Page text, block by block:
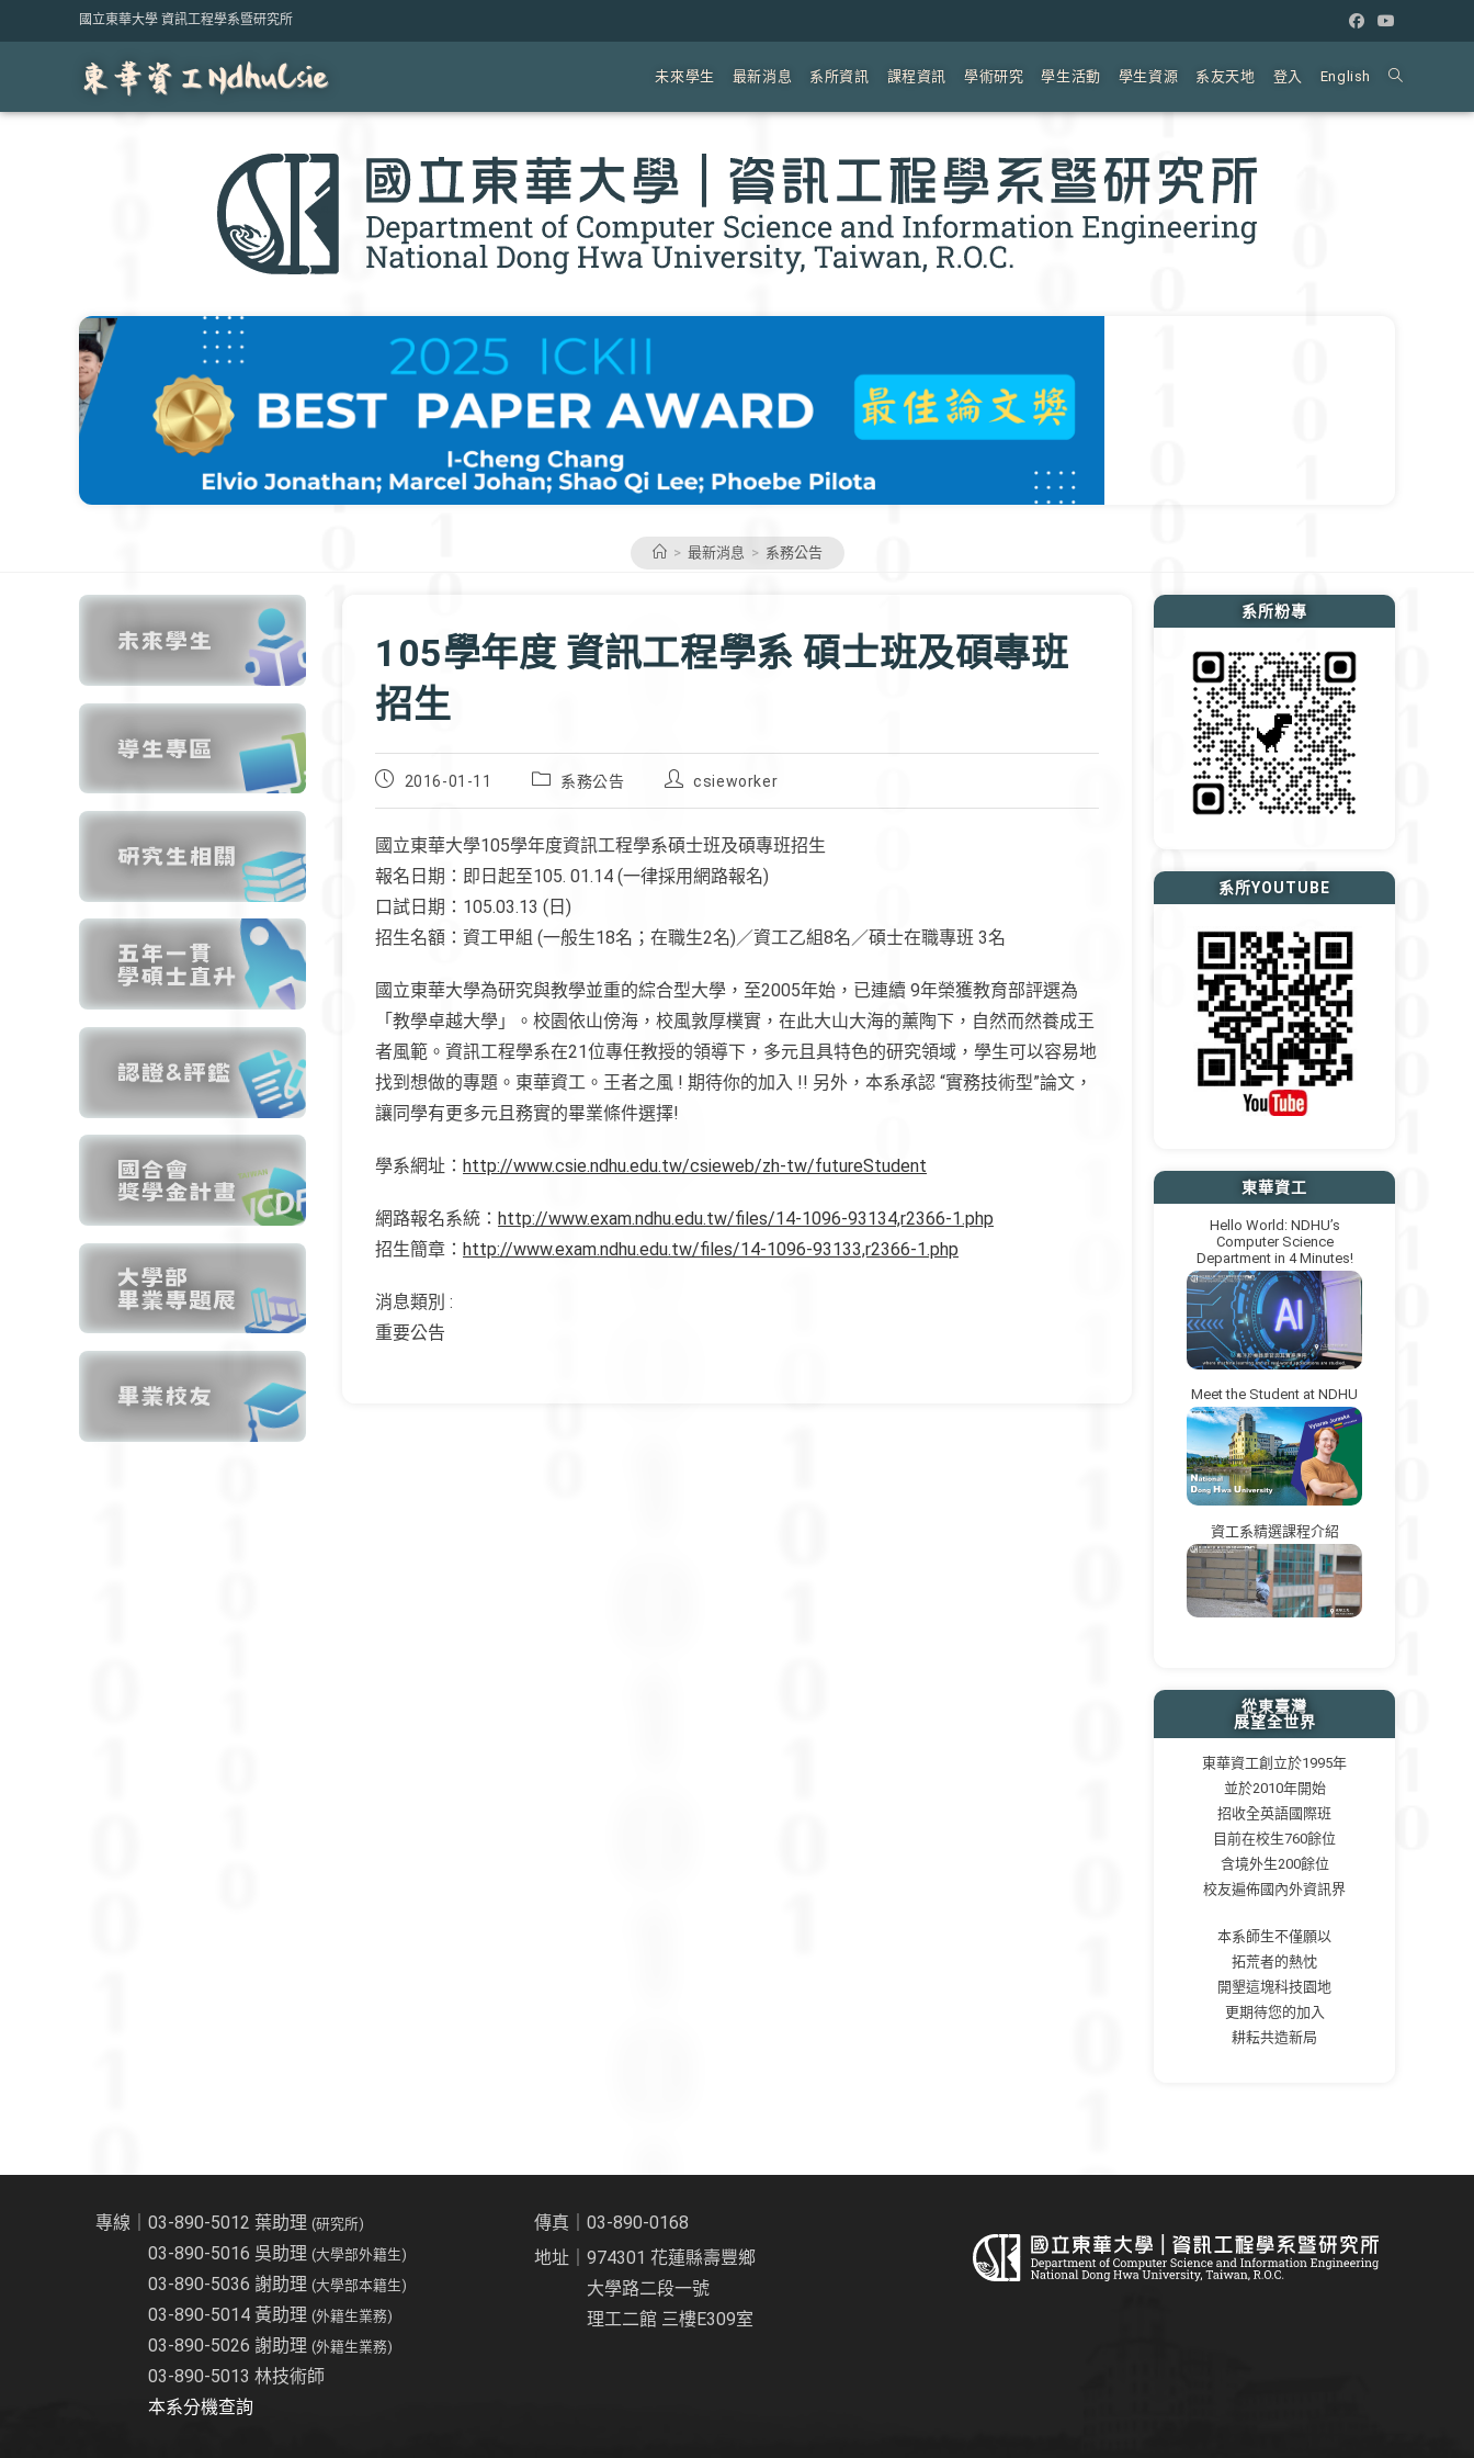
to
國立東華大學 資訊工程學系暨研究所
未來學生 最新消息 系所資訊 課程資訊 學術研究 學生活動 學生資源 系友天地 登入 English Toggle
> 最新消息 > 系務公告
105學年度 資訊工程學系 碩士班及碩專班
招生
Post
2016-01-11
Post
系務公告
Post
csieworker
國立東華大學105學年度資訊工程學系碩士班及碩專班招生
報名日期：即日起至105. 01.14 (一律採用網路報名)
口試日期：105.03.13 (日)
招生名額：資工甲組 (一般生18名；在職生2名)／資工乙組8名／碩士在職專班 3名
國立東華大學為研究與教學並重的綜合型大學，至2005年始，已連續 9年榮獲教育部評選為
「教學卓越大學」。校園依山傍海，校風敦厚樸實，在此大山大海的薰陶下，自然而然養成王
者風範。資訊工程學系在21位專任教授的領導下，多元且具特色的研究領域，學生可以容易地
找到想做的專題。東華資工。王者之風 ! 期待你的加入 !! 另外，本系承認 “實務技術型”論文，
讓同學有更多元且務實的畢業條件選擇!
學系網址： http://www.csie.ndhu.edu.tw/csieweb/zh-tw/futureStudent
網路報名系統： http://www.exam.ndhu.edu.tw/files/14-1096-93134,r2366-1.php
招生簡章： http://www.exam.ndhu.edu.tw/files/14-1096-93133,r2366-1.php
消息類別 :
重要公告
系所粉專
系所YOUTUBE
東華資工
Hello World: NDHU’s
Computer Science
Department in 4 Minutes!
Meet the Student at NDHU
資工系精選課程介紹
從東臺灣
展望全世界
東華資工創立於1995年
並於2010年開始
招收全英語國際班
目前在校生760餘位
含境外生200餘位
校友遍佈國內外資訊界
本系師生不僅願以
拓荒者的熱忱
開墾這塊科技園地
更期待您的加入
耕耘共造新局
專線｜03-890-5012 葉助理 (研究所)
03-890-5016 吳助理 (大學部外籍生)
03-890-5036 謝助理 (大學部本籍生)
03-890-5014 黃助理 (外籍生業務)
03-890-5026 謝助理 (外籍生業務)
03-890-5013 林技術師
本系分機查詢
傳真｜03-890-0168
地址｜974301 花蓮縣壽豐鄉
大學路二段一號
理工二館 三樓E309室